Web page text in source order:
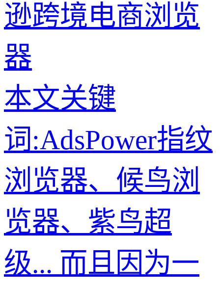
逊跨境电商浏览
器
本文关键
词:AdsPower指纹
浏览器、候鸟浏
览器、紫鸟超
级... 而且因为一